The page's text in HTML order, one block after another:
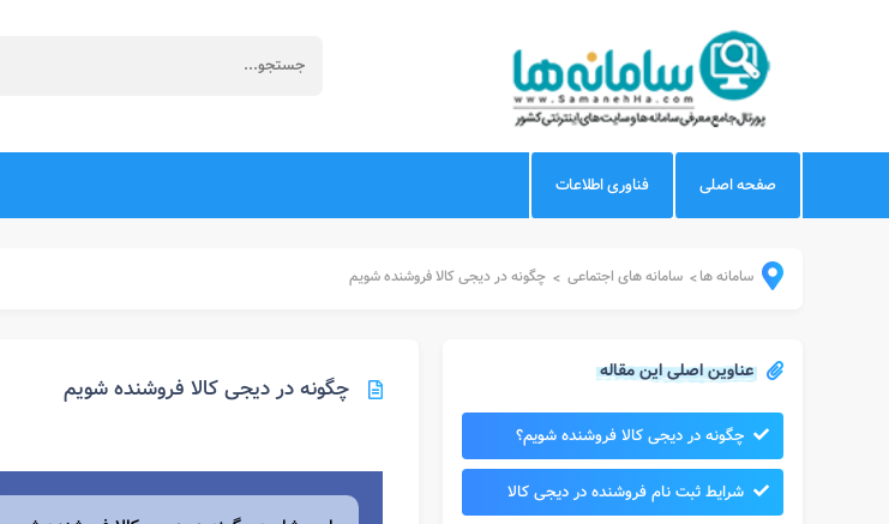
صفحه اصلی فناوری اطلاعات
سامانه ها> سامانه های اجتماعی > چگونه در دیجی کالا فروشنده شویم
عناوین اصلی این مقاله
چگونه در دیجی کالا فروشنده شویم؟
شرایط ثبت نام فروشنده در دیجی کالا
چگونه در دیجی کالا فروشنده شویم